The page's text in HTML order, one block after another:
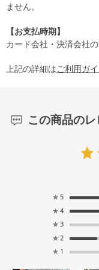
ません。
【お支払時期】
カード会社・決済会社
上記の詳細はご利用ガ
この商品の
★ 5
★ 4
★ 3
★ 2
★ 1